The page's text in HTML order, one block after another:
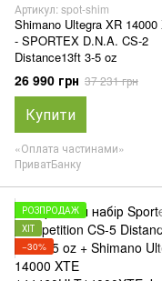
Артикул: spot-shim
Shimano Ultegra XR 14000
- SPORTEX D.N.A. CS-2
Distance13ft 3-5 oz
26 990 грн 37 231 грн
Купити
«Оплата частинами»
ПриватБанку
РОЗПРОДАЖ
ХІТ
−30%